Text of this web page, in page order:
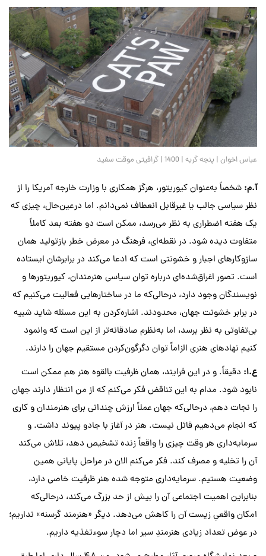
عباس اخوان | پنجه گربه | 1400 | گرافیتی موقت سفید
آ.م: شخصاً به‌عنوان کیوریتور، هرگز همکاری با وزارت خارجه آمریکا را از
نظر سیاسی جالب یا غیرقابل انعطاف نمی‌دانم. اما درعین‌حال، چیزی که
یک هفته اضطراری به نظر می‌رسد، ممکن است دو هفته بعد کاملاً
متفاوت دیده شود. در نقطه‌ای، فرهنگ در معرض خطر بازتولید همان
سازوکارهای اجبار و خشونتی است که ادعا می‌کند در برابرشان ایستاده
است. تصور اغراق‌شده‌ای درباره توان سیاسی هنرمندان، کیوریتورها و
نویسندگان وجود دارد، درحالی‌که ما در ساختارهایی فعالیت می‌کنیم که
در برابر خشونت جهان، محدودند. اشاره‌کردن به این مسئله شاید شبیه
بی‌تفاوتی به نظر برسد، اما به‌نظرم صادقانه‌تر از این است که وانمود
کنیم نهادهای هنری الزاماً توان دگرگون‌کردن مستقیم جهان را دارند.
ع.ا: دقیقاً. و در این فرایند، همان ظرفیت بالقوه هنر هم ممکن است
نابود شود. مدام به این تناقض فکر می‌کنم که از من انتظار دارند جهان
را نجات دهم، درحالی‌که جهان عملاً ارزش چندانی برای هنرمندان و کاری
که انجام می‌دهیم قائل نیست. هنر در آغاز با جادو پیوند داشت. و
سرمایه‌داری هر وقت چیزی را واقعاً زنده تشخیص دهد، تلاش می‌کند
آن را تخلیه و مصرف کند. فکر می‌کنم الان در مراحل پایانی همین
وضعیت هستیم. سرمایه‌داری متوجه شده هنر ظرفیت خاصی دارد،
بنابراین اهمیت اجتماعی آن را بیش از حد بزرگ می‌کند، درحالی‌که
امکان واقعیِ زیست آن را کاهش می‌دهد. دیگر «هنرمند گرسنه» نداریم؛
در عوض تعداد زیادی هنرمندِ سیر اما دچار سوءتغذیه داریم.